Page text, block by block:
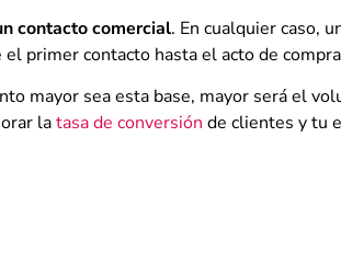
contacto comercial. En cualquier caso,
primer contacto hasta el acto de
mayor sea esta base, mayor será el
latasa de conversión de clientes y tu